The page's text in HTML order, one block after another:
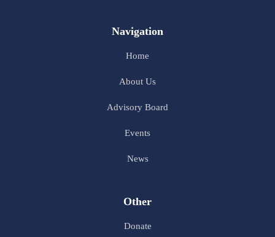
Navigation
Home
About Us
Advisory Board
Events
News
Other
Donate